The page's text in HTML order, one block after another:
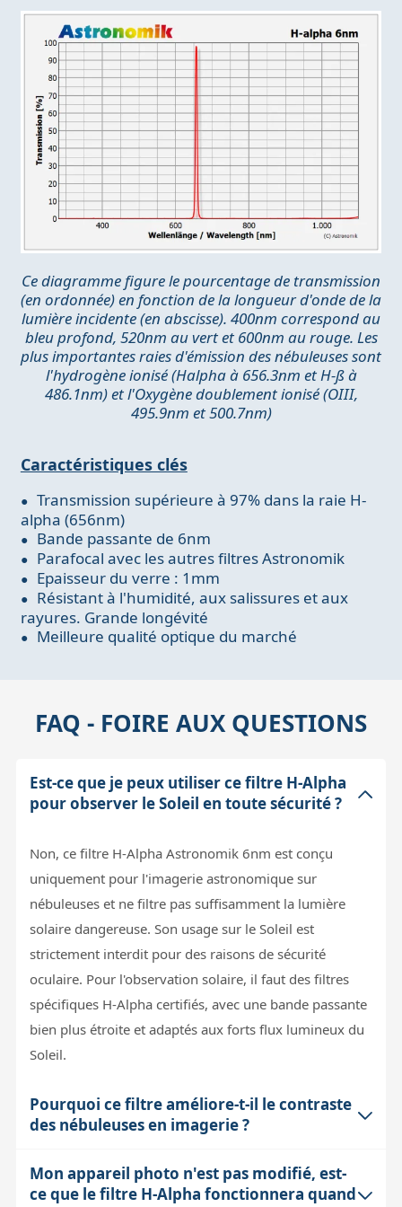
Ce diagramme figure le pourcentage de transmission
(en ordonnée) en fonction de la longueur d'onde de la
lumière incidente (en abscisse). 400nm correspond au
bleu profond, 520nm au vert et 600nm au rouge. Les
plus importantes raies d'émission des nébuleuses sont
l'hydrogène ionisé (Halpha à 656.3nm et H-ß à
486.1nm) et l'Oxygène doublement ionisé (OIII,
495.9nm et 500.7nm)
Caractéristiques clés
Transmission supérieure à 97% dans la raie H-
alpha (656nm)
Bande passante de 6nm
Parafocal avec les autres filtres Astronomik
Epaisseur du verre : 1mm
Résistant à l'humidité, aux salissures et aux
rayures. Grande longévité
Meilleure qualité optique du marché
FAQ - FOIRE AUX QUESTIONS
Est-ce que je peux utiliser ce filtre H-Alpha
pour observer le Soleil en toute sécurité ?
Non, ce filtre H-Alpha Astronomik 6nm est conçu
uniquement pour l'imagerie astronomique sur
nébuleuses et ne filtre pas suffisamment la lumière
solaire dangereuse. Son usage sur le Soleil est
strictement interdit pour des raisons de sécurité
oculaire. Pour l'observation solaire, il faut des filtres
spécifiques H-Alpha certifiés, avec une bande passante
bien plus étroite et adaptés aux forts flux lumineux du
Soleil.
Pourquoi ce filtre améliore-t-il le contraste
des nébuleuses en imagerie ?
Ce filtre laisse passer uniquement une bande très
étroite autour de la raie H-Alpha (656,3 nm), où les
Mon appareil photo n'est pas modifié, est-
ce que le filtre H-Alpha fonctionnera quand